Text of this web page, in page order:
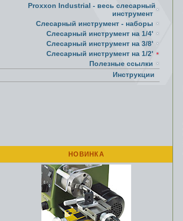
Proxxon Industrial - весь слесарный
инструмент
Слесарный инструмент - наборы
Слесарный инструмент на 1/4'
Слесарный инструмент на 3/8'
Слесарный инструмент на 1/2'
Полезные ссылки
Инструкции
НОВИНКА